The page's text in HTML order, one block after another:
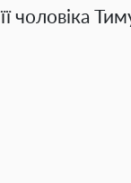
її чоловіка